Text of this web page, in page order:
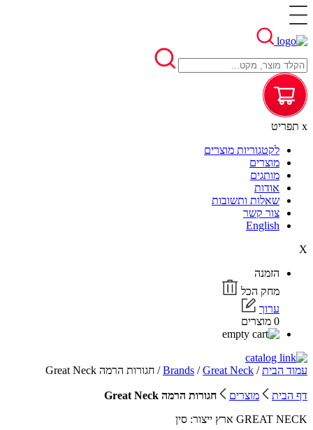
x תפריט
לקטגוריות מוצרים
מוצרים
מותגים
אודות
שאלות ותשובות
צור קשר
English
X
הזמנה
מחק הכל
ערוך
0 מוצרים
עמוד הבית/
Brands /Great Neck / חגורות הרמה Great Neck
דף הבית מוצרים
חגורות הרמה Great Neck
GREAT NECK ארץ ייצור: סין